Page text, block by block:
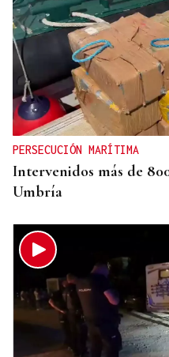
PERSECUCIÓN MARÍTIMA
Intervenidos más de
Umbría